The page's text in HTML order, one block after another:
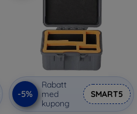
-5%
Rabatt
med
kupong
SMART5